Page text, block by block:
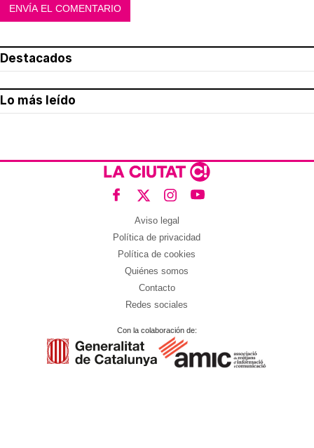
Destacados
Lo más leído
Aviso legal
Política de privacidad
Política de cookies
Quiénes somos
Contacto
Redes sociales
Con la colaboración de: